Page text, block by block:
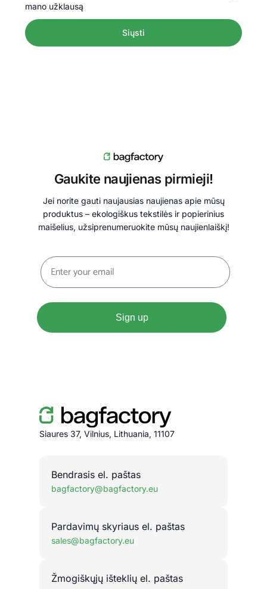
mano užklausą
Siųsti
Gaukite naujienas pirmieji!
Jei norite gauti naujausias naujienas apie mūsų
produktus – ekologiškus tekstilės ir popierinius
maišelius, užsiprenumeruokite mūsų naujienlaiškį!
Sign up
Siaures 37, Vilnius, Lithuania, 11107
Bendrasis el. paštas
bagfactory@bagfactory.eu
Pardavimų skyriaus el. paštas
sales@bagfactory.eu
Žmogiškųjų išteklių el. paštas